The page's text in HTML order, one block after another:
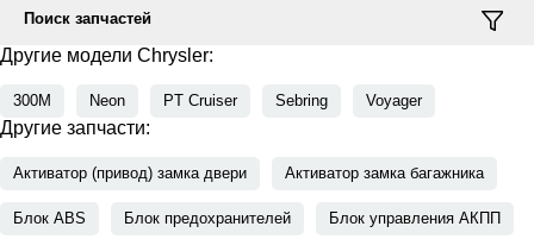
Поиск запчастей
Другие модели Chrysler:
300M Neon PT Cruiser Sebring Voyager
Другие запчасти:
Активатор (привод) замка двери Активатор замка багажника
Блок ABS Блок предохранителей Блок управления АКПП